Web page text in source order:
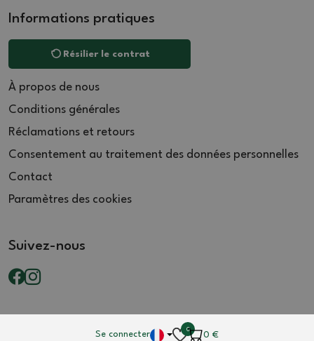
Se connecter
0
0€
Informations pratiques
Résilier le contrat
À propos de nous
Conditions générales
Réclamations et retours
Consentement au traitement des données personnelles
Contact
Paramètres des cookies
Suivez-nous